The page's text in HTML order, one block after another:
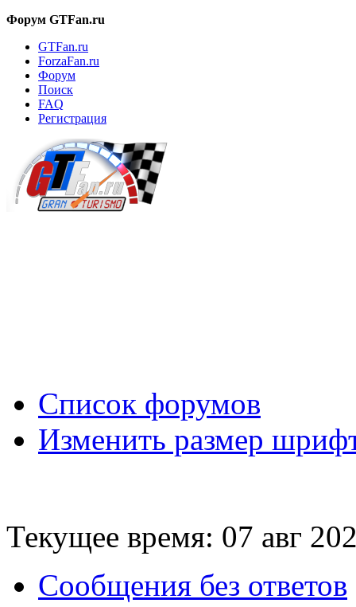
Форум GTFan.ru
GTFan.ru
ForzaFan.ru
Форум
Поиск
FAQ
Регистрация
Список форумов
Изменить размер
Текущее время: 07 авг
Сообщения без ответов